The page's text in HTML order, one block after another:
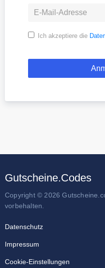
Ich akzeptiere die
Gutscheine.Codes
Copyright © 2026
vorbehalten.
Datenschutz
Impressum
Cookie-Einstellungen